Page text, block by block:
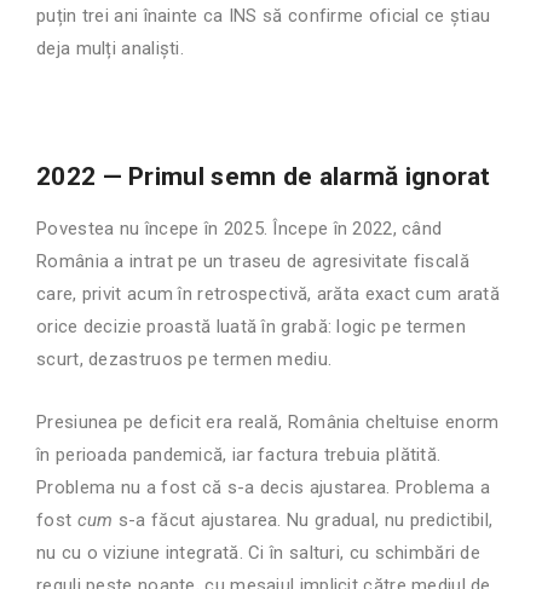
puțin trei ani înainte ca INS să confirme oficial ce știau
deja mulți analiști.
2022 — Primul semn de alarmă ignorat
Povestea nu începe în 2025. Începe în 2022, când
România a intrat pe un traseu de agresivitate fiscală
care, privit acum în retrospectivă, arăta exact cum arată
orice decizie proastă luată în grabă: logic pe termen
scurt, dezastruos pe termen mediu.
Presiunea pe deficit era reală, România cheltuise enorm
în perioada pandemică, iar factura trebuia plătită.
Problema nu a fost că s-a decis ajustarea. Problema a
fost cum s-a făcut ajustarea. Nu gradual, nu predictibil,
nu cu o viziune integrată. Ci în salturi, cu schimbări de